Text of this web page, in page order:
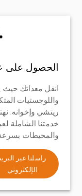
الحصول على
انقل معداتك
واللوجستيات
ريتشي وإخوانه.
خدمتنا الشاملة
والمحيطات
راسلنا عبر
الإلكتروني